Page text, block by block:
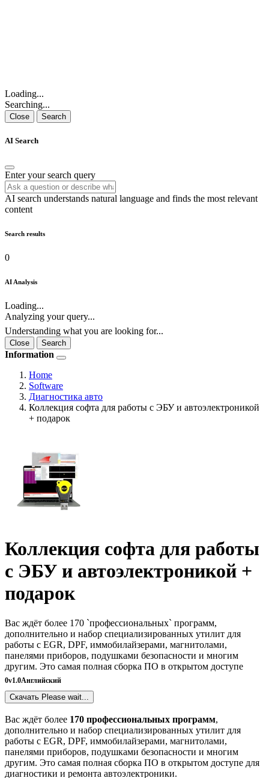
Loading...
Searching...
Close Search
AI Search
Enter your search query
AI search understands natural language and finds the most relevant
content
Search results
0
AI Analysis
Loading...
Analyzing your query...
Understanding what you are looking for...
Close Search
Information
Home
Software
Диагностика авто
Коллекция софта для работы с ЭБУ и автоэлектроникой
+ подарок
Коллекция софта для работы
с ЭБУ и автоэлектроникой +
подарок
Вас ждёт более 170 `профессиональных` программ,
дополнительно и набор специализированных утилит для
работы с EGR, DPF, иммобилайзерами, магнитолами,
панелями приборов, подушками безопасности и многим
другим. Это самая полная сборка ПО в открытом доступе
0v1.0Английский
Скачать Please wait...
Вас ждёт более 170 профессиональных программ,
дополнительно и набор специализированных утилит для
работы с EGR, DPF, иммобилайзерами, магнитолами,
панелями приборов, подушками безопасности и многим
другим. Это самая полная сборка ПО в открытом доступе для
диагностики и ремонта автоэлектроники.